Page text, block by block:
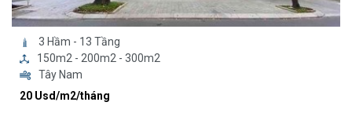
3 Hầm - 13 Tầng
150m2 - 200m2 - 300m2
Tây Nam
20 Usd/m2/tháng